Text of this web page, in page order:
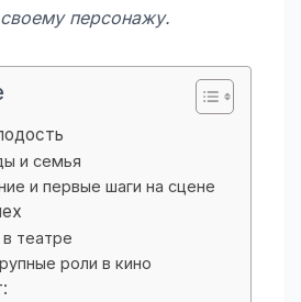
персонажу.
и семья
и первые шаги на сцене
театре
роли в кино